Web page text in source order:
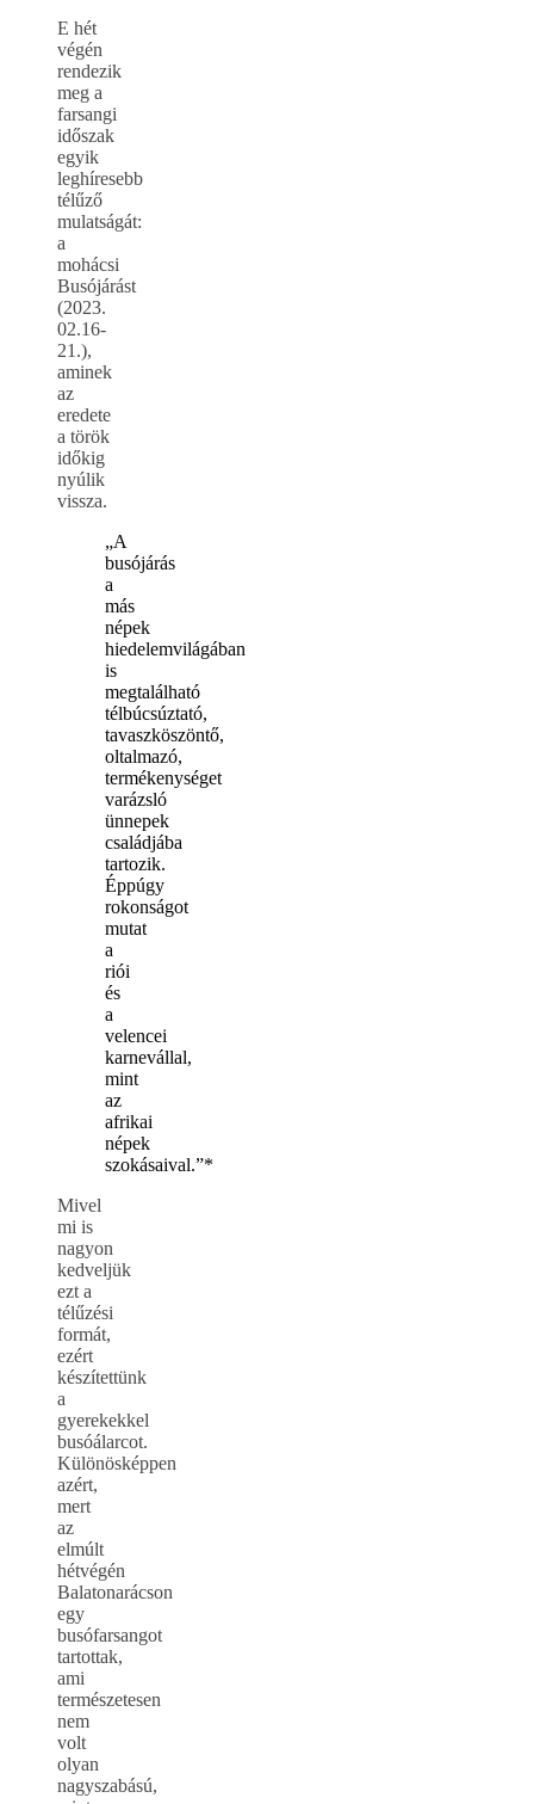
E hét
végén
rendezik
meg a
farsangi
időszak
egyik
leghíresebb
télűző
mulatságát:
a
mohácsi
Busójárást
(2023.
02.16-
21.),
aminek
az
eredete
a török
időkig
nyúlik
vissza.
„A
busójárás
a
más
népek
hiedelemvilágában
is
megtalálható
télbúcsúztató,
tavaszköszöntő,
oltalmazó,
termékenységet
varázsló
ünnepek
családjába
tartozik.
Éppúgy
rokonságot
mutat
a
riói
és
a
velencei
karnevállal,
mint
az
afrikai
népek
szokásaival.”*
Mivel
mi is
nagyon
kedveljük
ezt a
télűzési
formát,
ezért
készítettünk
a
gyerekekkel
busóálarcot.
Különösképpen
azért,
mert
az
elmúlt
hétvégén
Balatonarácson
egy
busófarsangot
tartottak,
ami
természetesen
nem
volt
olyan
nagyszabású,